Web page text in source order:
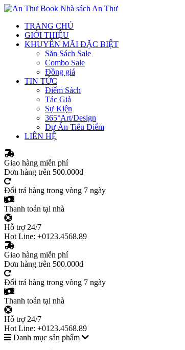
Nhà sách An Thư
TRANG CHỦ
GIỚI THIỆU
KHUYẾN MÃI ĐẶC BIỆT
Săn Sách Sale
Combo Sale
Đồng giá
TIN TỨC
Điểm Sách
Tác Giả
Sự Kiện
365°Art/Design
Dự Án Tiêu Điểm
LIÊN HỆ
Giao hàng miễn phí
Đơn hàng trên 500.000đ
Đổi trả hàng trong vòng 7 ngày
Thanh toán tại nhà
Hỗ trợ 24/7
Hot Line: +0123.4568.89
Giao hàng miễn phí
Đơn hàng trên 500.000đ
Đổi trả hàng trong vòng 7 ngày
Thanh toán tại nhà
Hỗ trợ 24/7
Hot Line: +0123.4568.89
Danh mục sản phẩm